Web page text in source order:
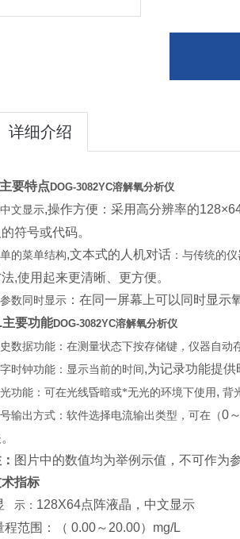
详细介绍
要特点DOG-3082YC溶解氧分析仪
文显示,操作方便：采用高分辨率的
的符号或代码。
的菜单结构,文本式的人机对话 ：与传统的
,使用起来更清晰、更方便。
数同时显示 ：在同一屏幕上可以同时显示
主要功能DOG-3082YC溶解氧分析仪
数据功能 ：在测量状态下按存储键，仪器自
时钟功能 ：显示当前的时间 ,为记录功能提供
功能 ：可在光线昏暗或*无光的环境下使用 , 背
输出方式 ：软件选择电流输出类型，可在（0
图片中的数值均为举例示值，不可作为
指标
示： 128X64点阵液晶，中文显示
程范围：（ 0.00～20.00）mg/L